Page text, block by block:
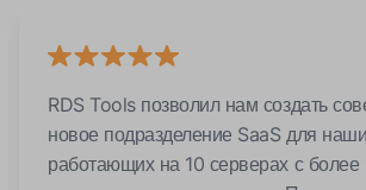
RDS Tools позволил нам создать
новое подразделение SaaS для
работающих на 10 серверах с